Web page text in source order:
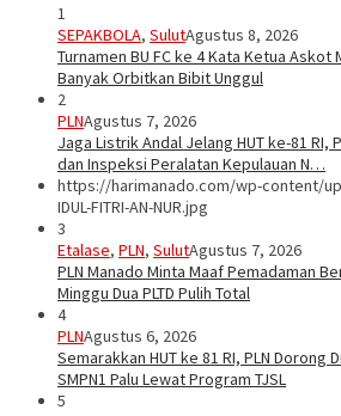
1
SEPAKBOLA, SulutAgustus 8, 2026
Turnamen BU FC ke 4 Kata Ketua Askot
Banyak Orbitkan Bibit Unggul
2
PLNAgustus 7, 2026
Jaga Listrik Andal Jelang HUT ke-81 RI,
dan Inspeksi Peralatan Kepulauan N…
https://harimanado.com/wp-content/
IDUL-FITRI-AN-NUR.jpg
3
Etalase, PLN, SulutAgustus 7, 2026
PLN Manado Minta Maaf Pemadaman
Minggu Dua PLTD Pulih Total
4
PLNAgustus 6, 2026
Semarakkan HUT ke 81 RI, PLN Dorong
SMPN1 Palu Lewat Program TJSL
5